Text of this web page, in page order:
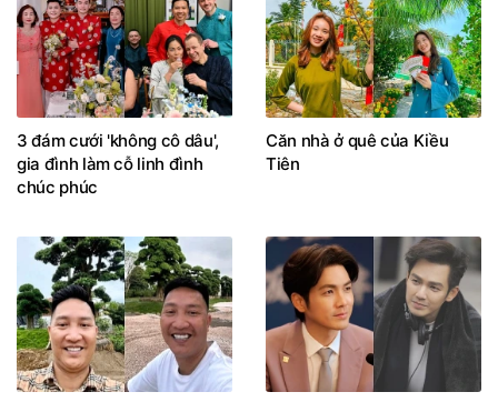
3 đám cưới 'không cô dâu',
gia đình làm cỗ linh đình
chúc phúc
Căn nhà ở quê của Kiều
Tiên